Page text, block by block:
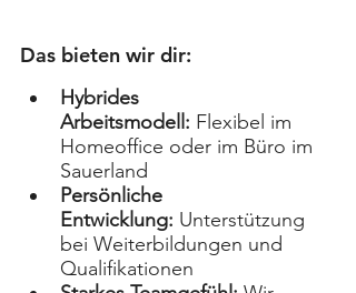
Das bieten wir dir:
Hybrides
Arbeitsmodell: Flexibel im
Homeoffice oder im Büro im
Sauerland
Persönliche
Entwicklung: Unterstützung
bei Weiterbildungen und
Qualifikationen